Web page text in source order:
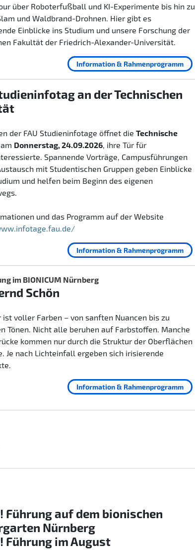
über Roboterfußball und KI-Experimente bis hin zu
und Waldbrand-Drohnen. Hier gibt es
Einblicke ins Studium und unsere Forschung der
Fakultät der Friedrich-Alexander-Universität.
Information & Rahmenprogramm
an der Technischen
der FAU Studieninfotage öffnet die Technische
am Donnerstag, 24.09.2026, ihre Tür für
Spannende Vorträge, Campusführungen
mit Studentischen Gruppen geben Einblicke
und helfen beim Beginn des eigenen
und das Programm auf der Website
Information & Rahmenprogramm
im BIONICUM Nürnberg
Schön
ist voller Farben – von sanften Nuancen bis zu
Tönen. Nicht alle beruhen auf Farbstoffen. Manche
kommen nur durch die Struktur der Oberflächen
Je nach Lichteinfall ergeben sich irisierende
Information & Rahmenprogramm
Führung auf dem bionischen
Nürnberg
Führung im August